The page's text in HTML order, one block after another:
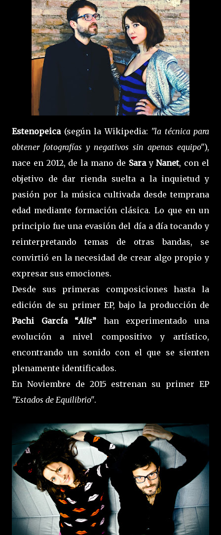
Estenopeica (según la Wikipedia: "la técnica para
obtener fotografías y negativos sin apenas equipo"),
nace en 2012, de la mano de SarayNanet, con el
objetivo de dar rienda suelta a la inquietud y
pasión por la música cultivada desde temprana
edad mediante formación clásica. Lo que en un
principio fue una evasión del día a día tocando y
reinterpretando temas de otras bandas, se
convirtió en la necesidad de crear algo propio y
expresar sus emociones.
Desde sus primeras composiciones hasta la
edición de su primer EP, bajo la producción de
Pachi García “Alis” han experimentado una
evolución a nivel compositivo y artístico,
encontrando un sonido con el que se sienten
plenamente identificados.
En Noviembre de 2015 estrenan su primer EP
"Estados de Equilibrio".